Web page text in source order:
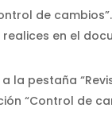
de cambios”.
en el
la pestaña
“Control de